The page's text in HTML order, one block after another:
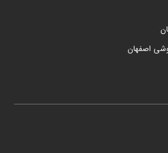
اصفهان